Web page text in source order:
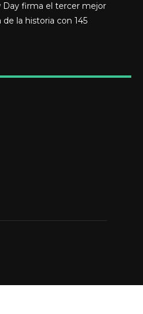
Day firma el tercer mejor
la historia con 145